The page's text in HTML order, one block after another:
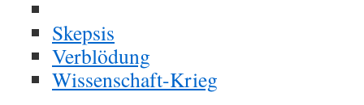
Skepsis
Verblödung
Wissenschaft-Krieg